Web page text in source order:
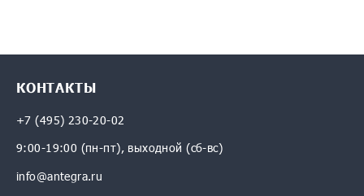
КОНТАКТЫ
+7 (495) 230-20-02
9:00-19:00 (пн-пт), выходной (сб-вс)
info@antegra.ru